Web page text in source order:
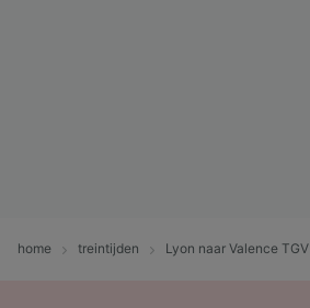
home treintijden Lyon naar Valence TGV